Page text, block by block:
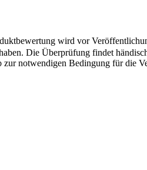
wird vor
Die Überprüfung findet
zur notwendigen Bedingung für die